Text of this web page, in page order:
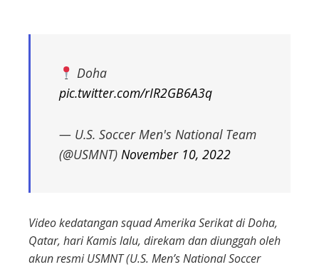
Doha
pic.twitter.com/rIR2GB6A3q
— U.S. Soccer Men's National Team
(@USMNT) November 10, 2022
Video kedatangan squad Amerika Serikat di Doha,
Qatar, hari Kamis lalu, direkam dan diunggah oleh
akun resmi USMNT (U.S. Men’s National Soccer